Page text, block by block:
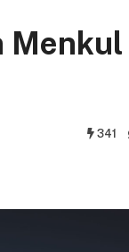
Menkul
341